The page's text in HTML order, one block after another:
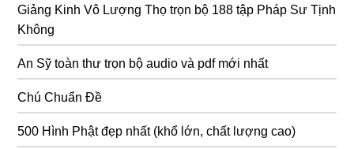
Giảng Kinh Vô Lượng Thọ trọn bộ 188 tập Pháp Sư Tịnh
Không
An Sỹ toàn thư trọn bộ audio và pdf mới nhất
Chú Chuẩn Đề
500 Hình Phật đẹp nhất (khổ lớn, chất lượng cao)